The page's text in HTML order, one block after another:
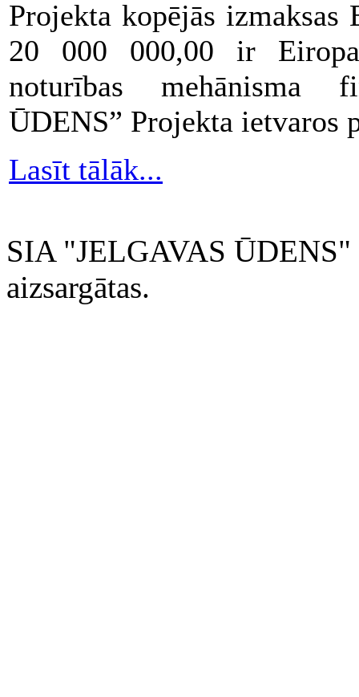
Projekta kopējās
20 000 000,00 ir
noturības mehānisma
ŪDENS” Projekta ietvaros
Lasīt tālāk...
SIA "JELGAVAS ŪDENS"
aizsargātas.